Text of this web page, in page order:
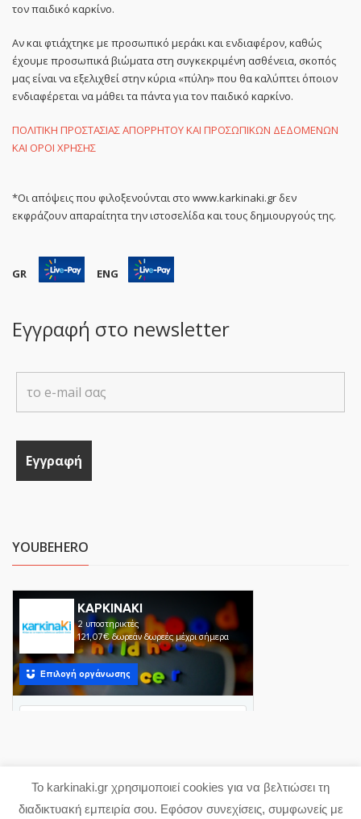
τον παιδικό καρκίνο.
Αν και φτιάχτηκε με προσωπικό μεράκι και ενδιαφέρον, καθώς
έχουμε προσωπικά βιώματα στη συγκεκριμένη ασθένεια, σκοπός
μας είναι να εξελιχθεί στην κύρια «πύλη» που θα καλύπτει όποιον
ενδιαφέρεται να μάθει τα πάντα για τον παιδικό καρκίνο.
ΠΟΛΙΤΙΚΗ ΠΡΟΣΤΑΣΙΑΣ ΑΠΟΡΡΗΤΟΥ ΚΑΙ ΠΡΟΣΩΠΙΚΩΝ ΔΕΔΟΜΕΝΩΝ
ΚΑΙ ΟΡΟΙ ΧΡΗΣΗΣ
*Οι απόψεις που φιλοξενούνται στο www.karkinaki.gr δεν
εκφράζουν απαραίτητα την ιστοσελίδα και τους δημιουργούς της.
GR ENG
Εγγραφή στο newsletter
YOUBEHERO
Copyright 2023 karkinaki.gr
Το karkinaki.gr χρησιμοποιεί cookies για να βελτιώσει τη
διαδικτυακή εμπειρία σου. Εφόσον συνεχίσεις, συμφωνείς με